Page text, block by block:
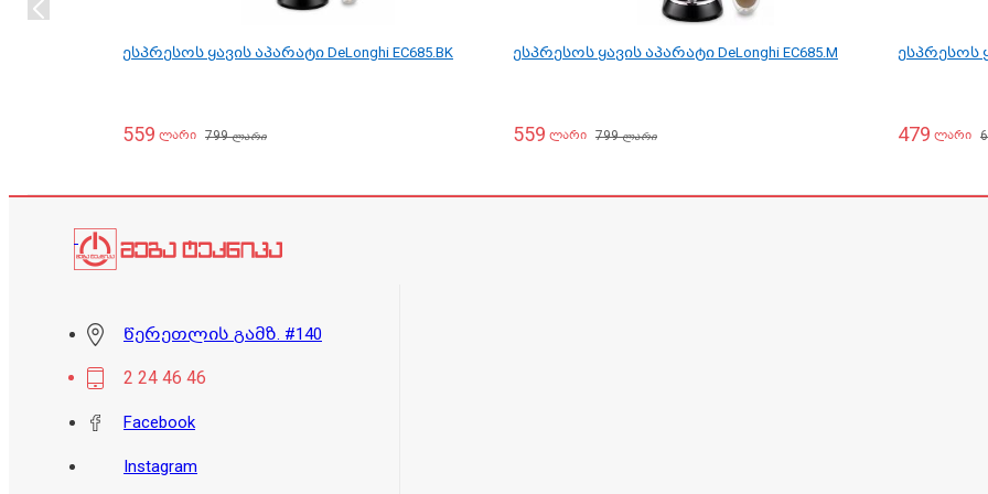
ესპრესოს ყავის აპარატი DeLonghi EC685.BK
559 ლარი 799ლარი
ესპრესოს ყავის აპარატი DeLonghi EC685.M
559 ლარი 799ლარი
ესპრესოს
479 ლარი
წერეთლის გამზ. #140
2 24 46 46
Facebook
Instagram